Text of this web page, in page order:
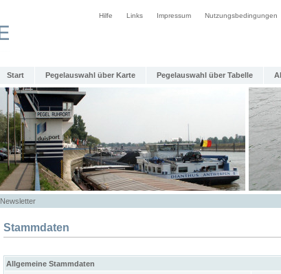
Hilfe Links Impressum Nutzungsbedingungen
Start Pegelauswahl über Karte Pegelauswahl über Tabelle
Newsletter
Stammdaten
Allgemeine Stammdaten